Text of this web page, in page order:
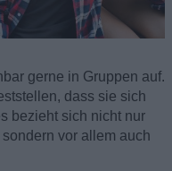
gerne in Gruppen auf.
dass sie sich
bezieht sich nicht nur
vor allem auch